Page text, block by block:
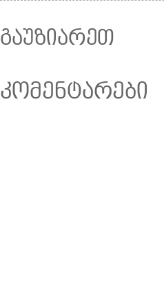
გაუზიარეთ
კომენტარები